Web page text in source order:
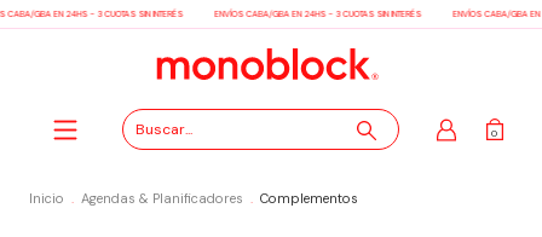
CABA/GBA EN 24HS - 3 CUOTAS SIN INTERÉS ENVÍOS CABA/GBA EN 24HS - 3 CUOTAS SIN INTERÉS ENVÍOS CABA/GBA EN
0
Inicio . Agendas & Planificadores . Complementos